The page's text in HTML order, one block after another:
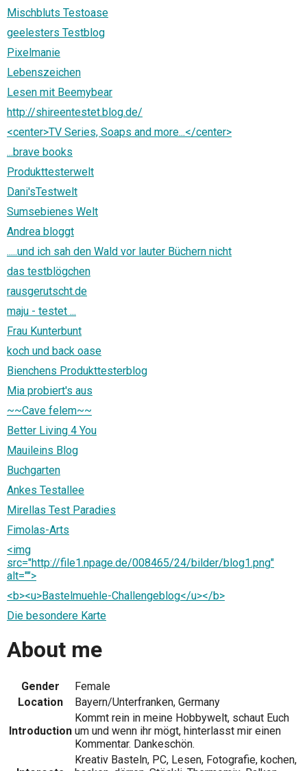
Mischbluts Testoase
geelesters Testblog
Pixelmanie
Lebenszeichen
Lesen mit Beemybear
http://shireentestet.blog.de/
<center>TV Series, Soaps and more...</center>
...brave books
Produkttesterwelt
Dani'sTestwelt
Sumsebienes Welt
Andrea bloggt
.....und ich sah den Wald vor lauter Büchern nicht
das testblögchen
rausgerutscht.de
maju - testet ...
Frau Kunterbunt
koch und back oase
Bienchens Produkttesterblog
Mia probiert's aus
~~Cave felem~~
Better Living 4 You
Mauileins Blog
Buchgarten
Ankes Testallee
Mirellas Test Paradies
Fimolas-Arts
<img
src="http://file1.npage.de/008465/24/bilder/blog1.png"
alt="">
<b><u>Bastelmuehle-Challengeblog</u></b>
Die besondere Karte
About me
Gender
Female
Location
Bayern/Unterfranken, Germany
Introduction
Kommt rein in meine Hobbywelt, schaut Euch
um und wenn ihr mögt, hinterlasst mir einen
Kommentar. Dankeschön.
Kreativ Basteln, PC, Lesen, Fotografie, kochen,